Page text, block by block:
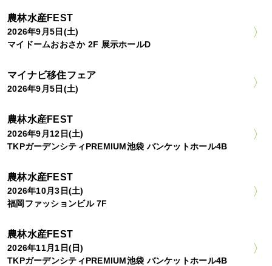
農林水産FEST
2026年9月5日(土)
マイドームおおさか 2F 展示ホールD
マイナビ移住フェア
2026年9月5日(土)
農林水産FEST
2026年9月12日(土)
TKPガーデンシティPREMIUM池袋 バンケットホール4B
農林水産FEST
2026年10月3日(土)
福岡ファッションビル 7F
農林水産FEST
2026年11月1日(日)
TKPガーデンシティPREMIUM池袋 バンケットホール4B